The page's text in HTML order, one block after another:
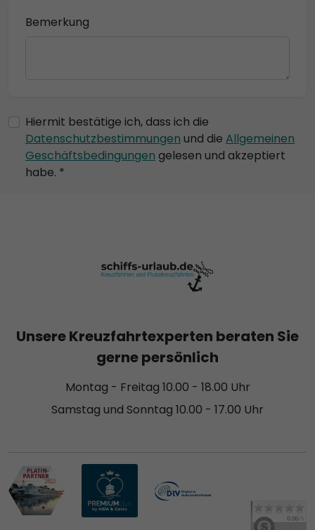
Bemerkung
Hiermit bestätige ich, dass ich die
Datenschutzbestimmungen und die Allgemeinen
Geschäftsbedingungen gelesen und akzeptiert
habe. *
Unsere Kreuzfahrtexperten beraten Sie
gerne persönlich
Montag - Freitag 10.00 - 18.00 Uhr
Samstag und Sonntag 10.00 - 17.00 Uhr